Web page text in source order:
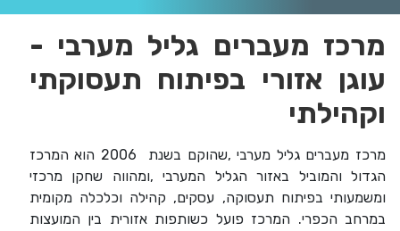
מרכז מעברים גליל מערבי -
עוגן אזורי בפיתוח תעסוקתי
וקהילתי
מרכז מעברים גליל מערבי,שהוקם בשנת 2006 הוא המרכז
הגדול והמוביל באזור הגליל המערבי,ומהווה שחקן מרכזי
ומשמעותי בפיתוח תעסוקה, עסקים, קהילה וכלכלה מקומית
במרחב הכפרי. המרכז פועל כשותפות אזורית בין המועצות